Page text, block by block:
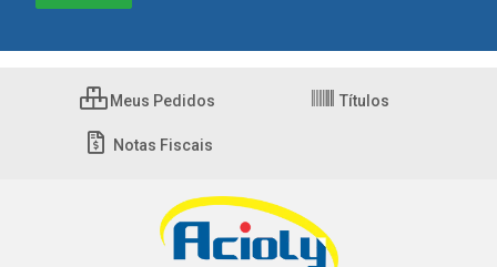
Meus Pedidos Títulos
Notas Fiscais